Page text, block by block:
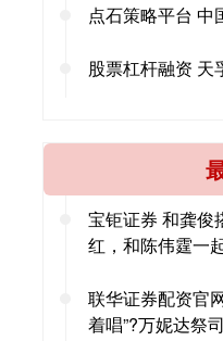
点石策略平台 中
股票杠杆融资 天
宝钜证券 和龚俊
红，和陈伟霆一
联华证券配资官
着唱”?万妮达祭